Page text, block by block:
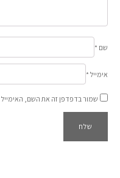
שם *
אימייל *
שמור בדפדפן זה את השם,